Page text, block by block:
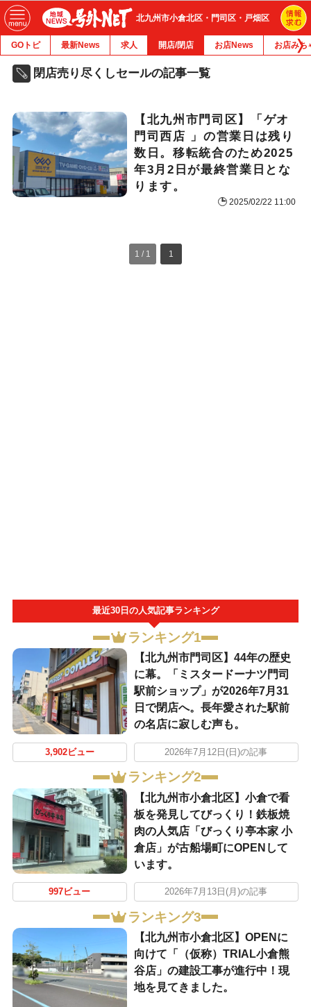
北九州市小倉北区・門司区・戸畑区
GOトピ 最新News 求人 開店/閉店 お店News お店みち
閉店売り尽くしセールの記事一覧
【北九州市門司区】「ゲオ
門司西店 」の営業日は残り
数日。移転統合のため2025
年3月2日が最終営業日とな
ります。
2025/02/22 11:00
1 / 1 1
最近30日の人気記事ランキング
ランキング1
【北九州市門司区】44年の歴史
に幕。「ミスタードーナツ門司
駅前ショップ」が2026年7月31
日で閉店へ。長年愛された駅前
の名店に寂しむ声も。
3,902ビュー 2026年7月12日(日)の記事
ランキング2
【北九州市小倉北区】小倉で看
板を発見してびっくり！鉄板焼
肉の人気店「びっくり亭本家 小
倉店」が古船場町にOPENして
います。
997ビュー 2026年7月13日(月)の記事
ランキング3
【北九州市小倉北区】OPENに
向けて「（仮称）TRIAL小倉熊
谷店」の建設工事が進行中！現
地を見てきました。